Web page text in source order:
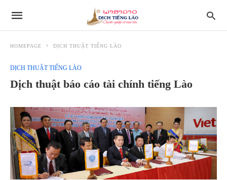
HOMEPAGE DỊCH THUẬT TIẾNG LÀO
DỊCH THUẬT TIẾNG LÀO
Dịch thuật báo cáo tài chính tiếng Lào